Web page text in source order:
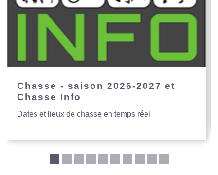
Chasse - saison 2026-2027 et
Chasse Info
Dates et lieux de chasse en temps réel